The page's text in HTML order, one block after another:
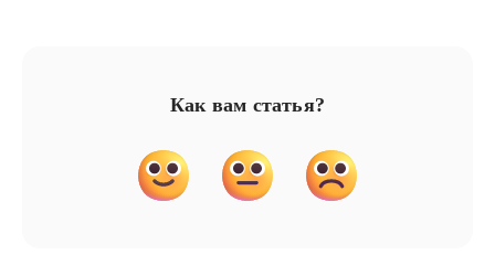
Как вам статья?
Что-то пошло не так и голосование может работать
некорректно. Пожалуйста, проверьте соединение с